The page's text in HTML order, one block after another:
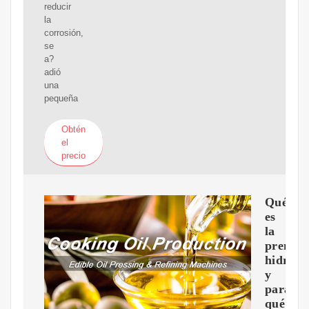
reducir
la
corrosión,
se
a?
adió
una
pequeña
Obtén
el
precio
Qué
es
la
prensa
y
para
qué